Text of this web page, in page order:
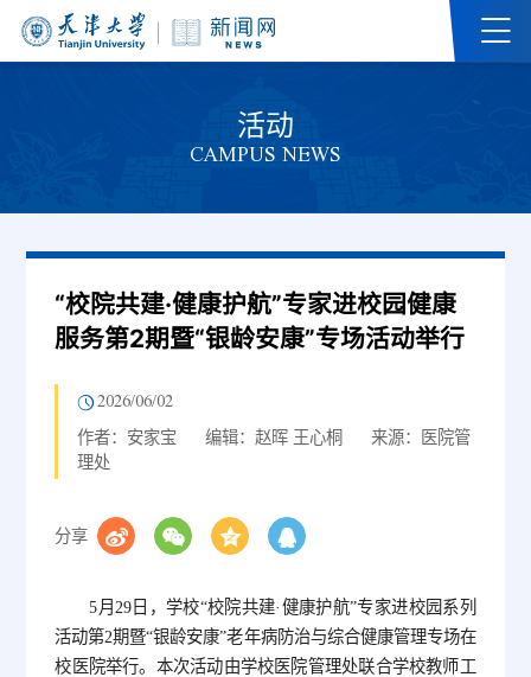
活动
CAMPUS NEWS
“校院共建·健康护航”专家进校园健康
服务第2期暨“银龄安康”专场活动举行
2026/06/02
作者：安家宝 编辑：赵晖 王心桐
来源：医院管
理处
分享
5月29日，学校“校院共建·健康护航”专家进校园系列
活动第2期暨“银龄安康”老年病防治与综合健康管理专场在
校医院举行。本次活动由学校医院管理处联合学校教师工